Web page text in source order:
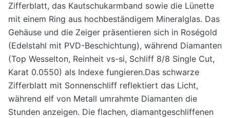
Zifferblatt, das Kautschukarmband sowie die Lünette
mit einem Ring aus hochbeständigem Mineralglas. Das
Gehäuse und die Zeiger präsentieren sich in Roségold
(Edelstahl mit PVD-Beschichtung), während Diamanten
(Top Wesselton, Reinheit vs-si, Schliff 8/8 Single Cut,
Karat 0.0550) als Indexe fungieren.Das schwarze
Zifferblatt mit Sonnenschliff reflektiert das Licht,
während elf von Metall umrahmte Diamanten die
Stunden anzeigen. Die flachen, diamantgeschliffenen